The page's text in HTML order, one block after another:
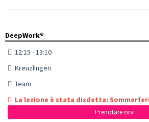
DeepWork®
12:15 - 13:10
Kreuzlingen
Team
La lezione è stata disdetta:
Prenotare ora